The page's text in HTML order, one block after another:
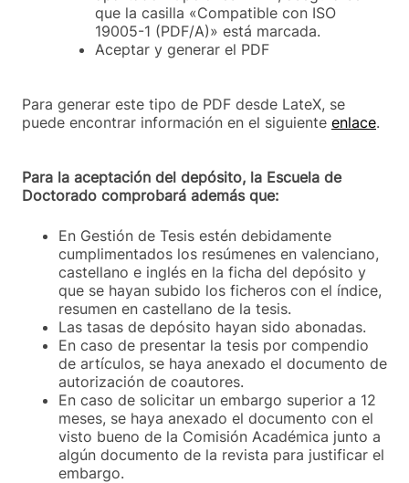
que la casilla «Compatible con ISO
19005-1 (PDF/A)» está marcada.
Aceptar y generar el PDF
Para generar este tipo de PDF desde LateX, se
puede encontrar información en el siguiente enlace.
Para la aceptación del depósito, la Escuela de
Doctorado comprobará además que:
En Gestión de Tesis estén debidamente
cumplimentados los resúmenes en valenciano,
castellano e inglés en la ficha del depósito y
que se hayan subido los ficheros con el índice,
resumen en castellano de la tesis.
Las tasas de depósito hayan sido abonadas.
En caso de presentar la tesis por compendio
de artículos, se haya anexado el documento de
autorización de coautores.
En caso de solicitar un embargo superior a 12
meses, se haya anexado el documento con el
visto bueno de la Comisión Académica junto a
algún documento de la revista para justificar el
embargo.